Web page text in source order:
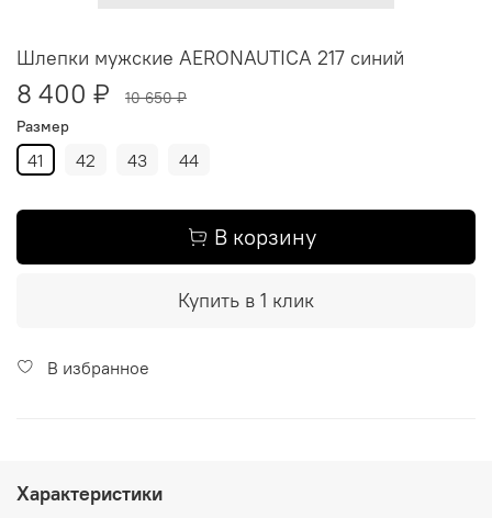
Шлепки мужские AERONAUTICA 217 синий
8 400 ₽
10 650 ₽
Размер
41 42 43 44
В корзину
Купить в 1 клик
В избранное
Характеристики